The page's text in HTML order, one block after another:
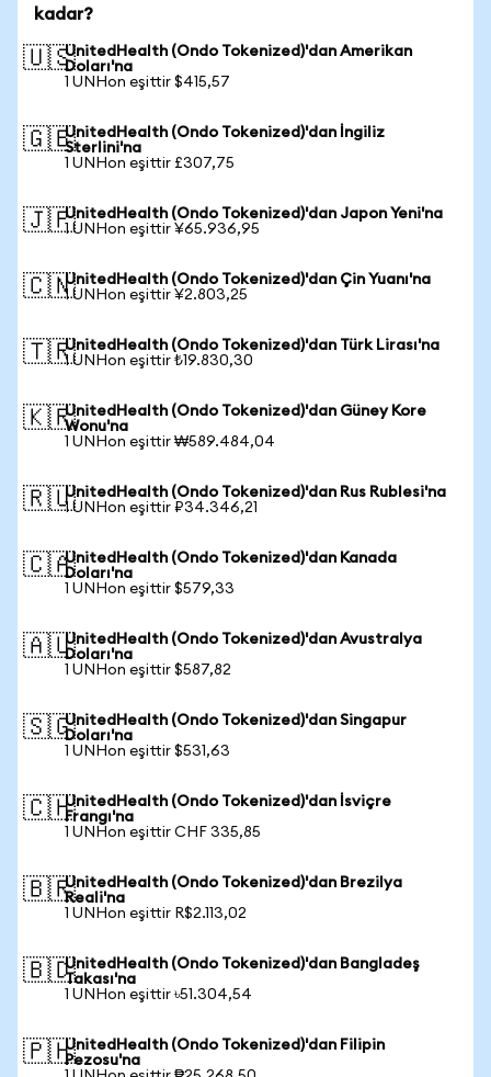
kadar?
🇺🇸UnitedHealth (Ondo Tokenized)'dan Amerikan
Doları'na
1 UNHon eşittir $415,57
🇬🇧UnitedHealth (Ondo Tokenized)'dan İngiliz
Sterlini'na
1 UNHon eşittir £307,75
🇯🇵UnitedHealth (Ondo Tokenized)'dan Japon Yeni'na
1 UNHon eşittir ¥65.936,95
🇨🇳UnitedHealth (Ondo Tokenized)'dan Çin Yuanı'na
1 UNHon eşittir ¥2.803,25
🇹🇷UnitedHealth (Ondo Tokenized)'dan Türk Lirası'na
1 UNHon eşittir ₺19.830,30
🇰🇷UnitedHealth (Ondo Tokenized)'dan Güney Kore
Wonu'na
1 UNHon eşittir ₩589.484,04
🇷🇺UnitedHealth (Ondo Tokenized)'dan Rus Rublesi'na
1 UNHon eşittir ₽34.346,21
🇨🇦UnitedHealth (Ondo Tokenized)'dan Kanada
Doları'na
1 UNHon eşittir $579,33
🇦🇺UnitedHealth (Ondo Tokenized)'dan Avustralya
Doları'na
1 UNHon eşittir $587,82
🇸🇬UnitedHealth (Ondo Tokenized)'dan Singapur
Doları'na
1 UNHon eşittir $531,63
🇨🇭UnitedHealth (Ondo Tokenized)'dan İsviçre
Frangı'na
1 UNHon eşittir CHF 335,85
🇧🇷UnitedHealth (Ondo Tokenized)'dan Brezilya
Reali'na
1 UNHon eşittir R$2.113,02
🇧🇩UnitedHealth (Ondo Tokenized)'dan Bangladeş
Takası'na
1 UNHon eşittir ৳51.304,54
🇵🇭UnitedHealth (Ondo Tokenized)'dan Filipin
Pezosu'na